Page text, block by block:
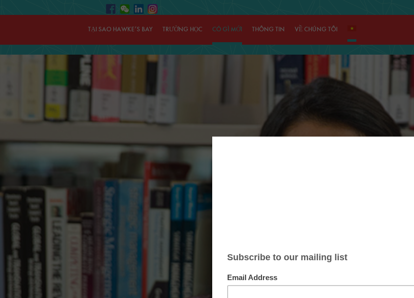
TẠI SAO HAWKE’S BAY TRƯỜNG HỌC CÓ GÌ MỚI THÔNG TIN VỀ CHÚNG TÔI